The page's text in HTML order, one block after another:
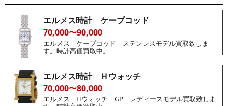
エルメス時計 ケープコッド
70,000〜90,000
エルメス ケープコッド ステンレスモデル買取致しま
す。時計高価買取中。
エルメス時計 Ｈウォッチ
70,000〜80,000
エルメス Hウォッチ GP レディースモデル買取致しま